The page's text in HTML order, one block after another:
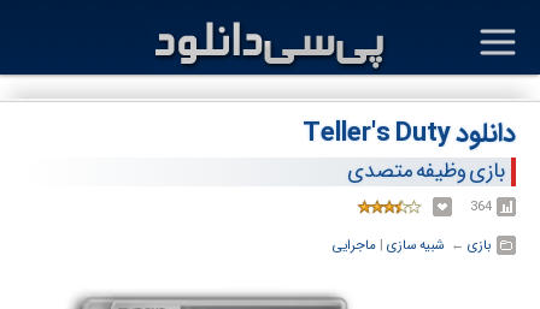
دانلود Teller's Duty
بازی وظیفه متصدی
364
بازی ← ‏ شبیه سازی ‏| ماجرایی